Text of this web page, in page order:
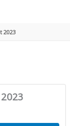
2023